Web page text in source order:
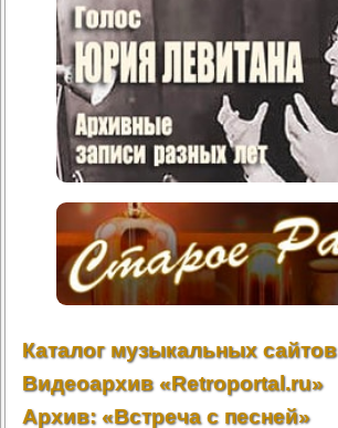
Каталог музыкальных сайтов
Видеоархив «Retroportal.ru»
Архив: «Встреча с песней»